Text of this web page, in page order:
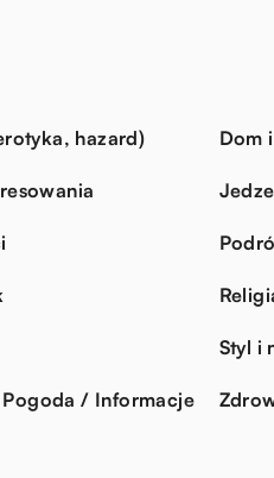
hazard) Dom
Styl i
/ Informacje